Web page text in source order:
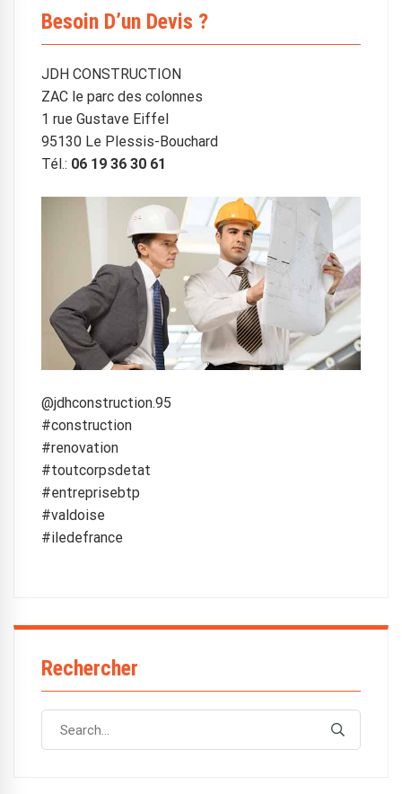
Besoin D’un Devis ?
JDH CONSTRUCTION
ZAC le parc des colonnes
1 rue Gustave Eiffel
95130 Le Plessis-Bouchard
Tél.: 06 19 36 30 61
@jdhconstruction.95
#construction
#renovation
#toutcorpsdetat
#entreprisebtp
#valdoise
#iledefrance
Rechercher
Search
for: